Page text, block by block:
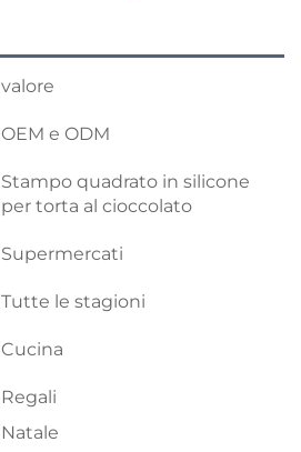
valore
OEM e ODM
Stampo quadrato in silicone
per torta al cioccolato
Supermercati
Tutte le stagioni
Cucina
Regali
Natale